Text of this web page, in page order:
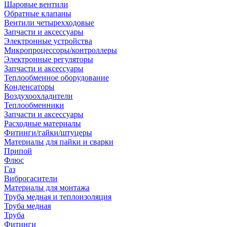
Шаровые вентили
Обратные клапаны
Вентили четырехходовые
Запчасти и аксессуары
Электронные устройства
Микропроцессоры/контроллеры
Электронные регуляторы
Запчасти и аксессуары
Теплообменное оборудование
Конденсаторы
Воздухоохладители
Теплообменники
Запчасти и аксессуары
Расходные материалы
Фитинги/гайки/штуцеры
Материалы для пайки и сварки
Припой
Флюс
Газ
Виброгасители
Материалы для монтажа
Труба медная и теплоизоляция
Труба медная
Труба
Фитинги